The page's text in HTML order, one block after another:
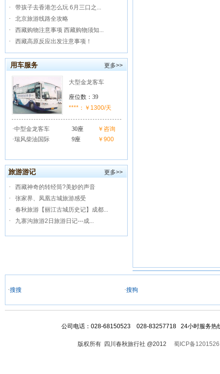
·
带孩子去香港怎么玩 6月三口之...
·
北京旅游线路全攻略
·
西藏购物注意事项 西藏购物须知...
·
西藏高原反应出发注意事项！
用车服务 更多>>
大型金龙客车
座位数：39
****：￥1300/天
·中型金龙客车 30座
￥咨询
·瑞风柴油国际 9座 ￥900
旅游游记 更多>>
·
西藏神奇的转经筒?美妙的声音
·
张家界、凤凰古城旅游感受
·
春秋旅游【丽江古城历史记】成都...
·
九寨沟旅游2日旅游日记---成...
·搜搜 ·搜狗
公司电话：028-68150523 028-83257718 24小时服务热
版权所有 四川春秋旅行社 @2012 蜀ICP备